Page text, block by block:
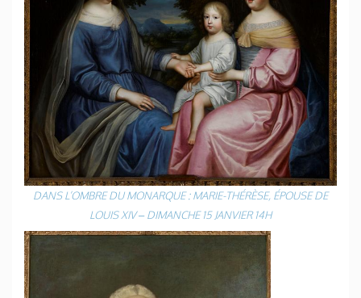
DANS L’OMBRE DU MONARQUE : MARIE-THÉRÈSE, ÉPOUSE DE
LOUIS XIV – DIMANCHE 15 JANVIER 14H